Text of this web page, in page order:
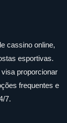
cassino online,
esportivas.
proporcionar
frequentes e
7.